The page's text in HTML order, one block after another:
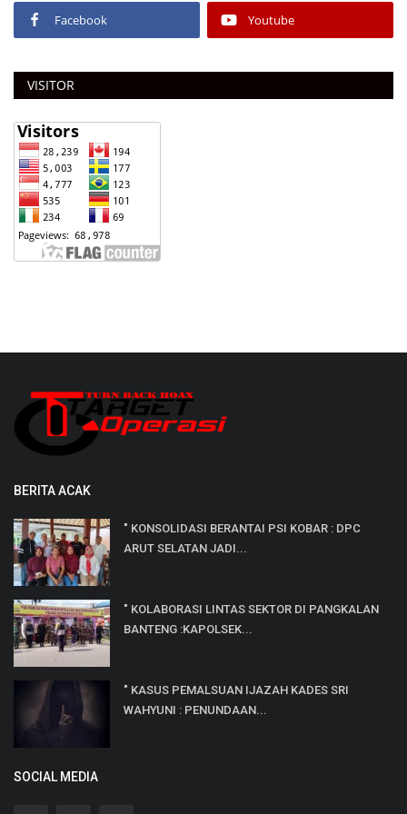
Facebook Youtube
VISITOR
BERITA ACAK
" KONSOLIDASI BERANTAI PSI KOBAR : DPC
ARUT SELATAN JADI...
" KOLABORASI LINTAS SEKTOR DI PANGKALAN
BANTENG :KAPOLSEK...
" KASUS PEMALSUAN IJAZAH KADES SRI
WAHYUNI : PENUNDAAN...
SOCIAL MEDIA